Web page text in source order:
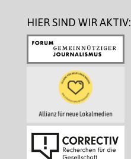
HIER SIND WIR AKTIV: